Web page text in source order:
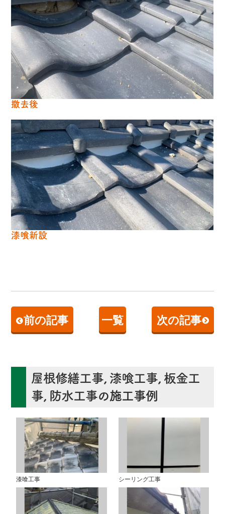
撤去後
漆喰新設
前の記事 一覧 次の記事
屋根修繕工事, 漆喰工事, 板金工
事, 防水工事の施工事例
漆喰工事 シーリング工事